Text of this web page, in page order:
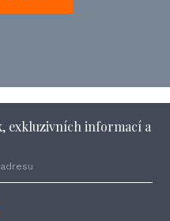
exkluzivních informací a